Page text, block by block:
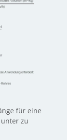
für eine
zu